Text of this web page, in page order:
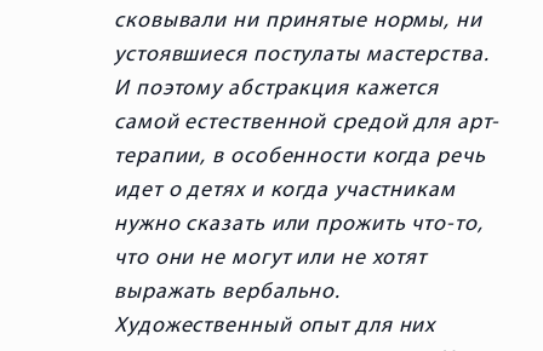
сковывали ни принятые нормы, ни
устоявшиеся постулаты мастерства.
И поэтому абстракция кажется
самой естественной средой для арт-
терапии, в особенности когда речь
идет о детях и когда участникам
нужно сказать или прожить что-то,
что они не могут или не хотят
выражать вербально.
Художественный опыт для них